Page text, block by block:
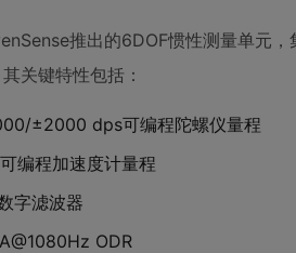
推出的6DOF惯性测量单元
关键特性包括：
±2000 dps可编程陀螺仪量程
编程加速度计量程
字滤波器
ODR